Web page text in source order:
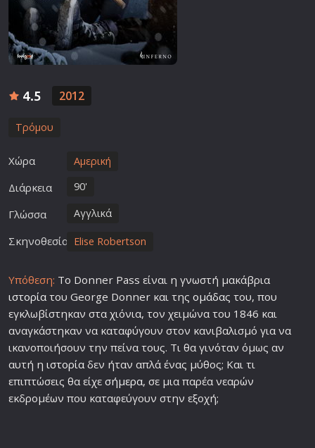
4.5 2012
Τρόμου
Χώρα Αμερική
Διάρκεια 90'
Γλώσσα Αγγλικά
Σκηνοθεσία Elise Robertson
Υπόθεση: Το Donner Pass είναι η γνωστή μακάβρια
ιστορίατου George Donner και της ομάδας του, που
εγκλωβίστηκαν στα χιόνια, τον χειμώνα του 1846 και
αναγκάστηκαν να καταφύγουν στον κανιβαλισμό για να
ικανοποιήσουν την πείνα τους. Τι θα γινόταν όμως αν
αυτή η ιστορίαδεν ήταν απλά ένας μύθος; Και τι
επιπτώσεις θα είχε σήμερα, σε μια παρέα νεαρών
εκδρομέων που καταφεύγουν στην εξοχή;